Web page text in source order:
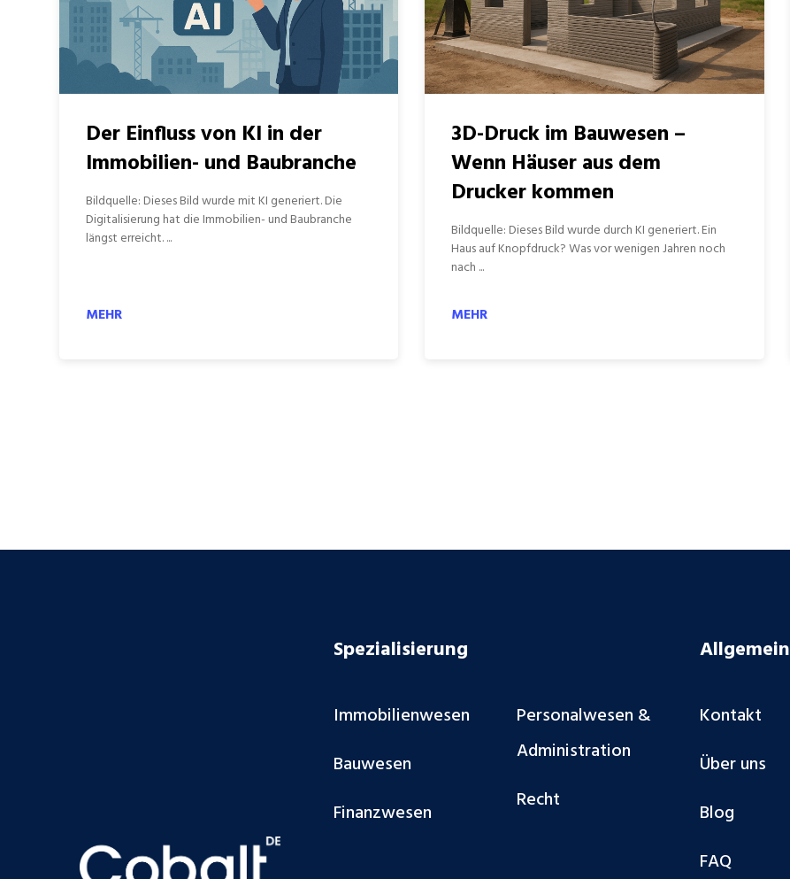
Der Einfluss von KI in der
Immobilien- und Baubranche
Bildquelle: Dieses Bild wurde mit KI generiert. Die
Digitalisierung hat die Immobilien- und Baubranche
längst erreicht. ...
MEHR
3D-Druck im Bauwesen –
Wenn Häuser aus dem
Drucker kommen
Bildquelle: Dieses Bild wurde durch KI generiert. Ein
Haus auf Knopfdruck? Was vor wenigen Jahren noch
nach ...
MEHR
Spezialisierung
Immobilienwesen
Bauwesen
Finanzwesen
Personalwesen &
Administration
Recht
Allgemein
Kontakt
Über uns
Blog
FAQ